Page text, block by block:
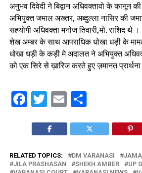
अनुभव दिवेदी ने बिद्वान अधिवक्तावो के कानून
अभियुक्त जमाल अख्तर, अब्दुल्ला नासिर की
सहयोगी अधिवक्ता मनोज तिवारी,मो. राशिद थे ।
शेख अम्बर के साथ आपराधिक धोखा धड़ी के
धोखा धड़ी के कड़ी मे अदालत ने अभियुक्त
को एक सिरे से ख़ारिज करते हुए ज़मानत
Facebook
Twitter
EmailShare
RELATED TOPICS: DM VARANASI
JILA PRASHASAN
SHEKH AMBER
UP